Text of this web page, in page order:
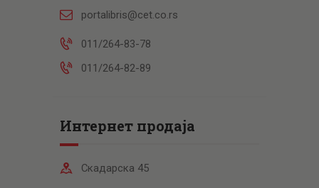
portalibris@cet.co.rs
011/264-83-78
011/264-82-89
Интернет продаја
Скадарска 45